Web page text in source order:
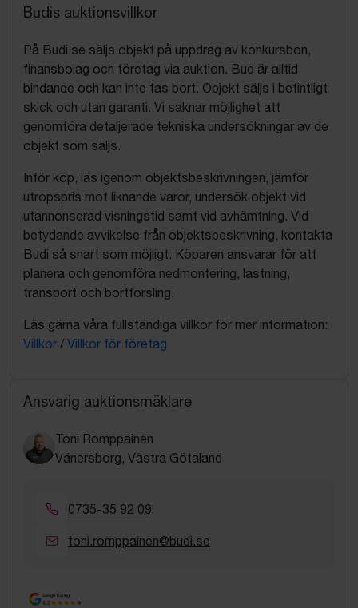
Budis auktionsvillkor
På Budi.se säljs objekt på uppdrag av konkursbon,
finansbolag och företag via auktion. Bud är alltid
bindande och kan inte tas bort. Objekt säljs i befintligt
skick och utan garanti. Vi saknar möjlighet att
genomföra detaljerade tekniska undersökningar av de
objekt som säljs.
Inför köp, läs igenom objektsbeskrivningen, jämför
utropspris mot liknande varor, undersök objekt vid
utannonserad visningstid samt vid avhämtning. Vid
betydande avvikelse från objektsbeskrivning, kontakta
Budi så snart som möjligt. Köparen ansvarar för att
planera och genomföra nedmontering, lastning,
transport och bortforsling.
Läs gärna våra fullständiga villkor för mer information:
Villkor / Villkor för företag
Ansvarig auktionsmäklare
Toni Romppainen
Vänersborg, Västra Götaland
0735-35 92 09
toni.romppainen@budi.se
Google Rating
4.5